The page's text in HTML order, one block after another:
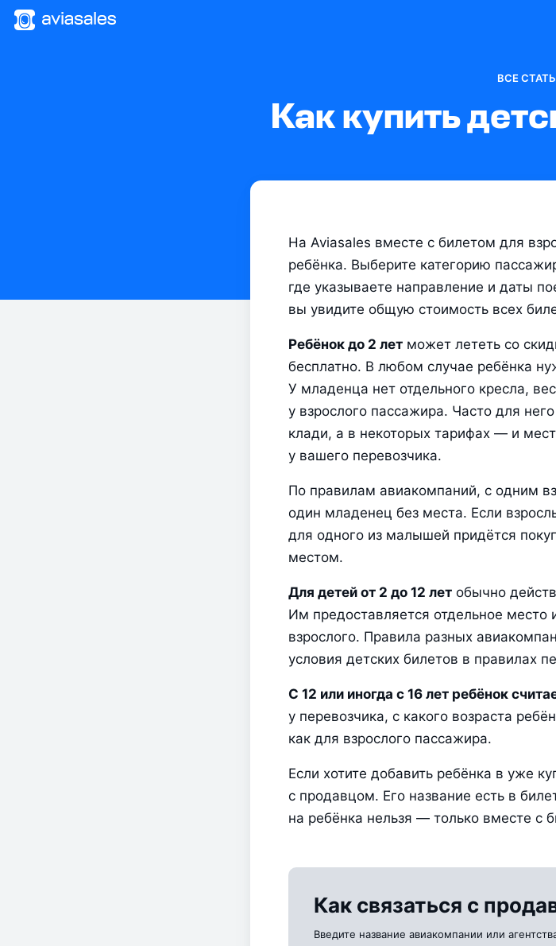
ВСЕ
Как купить
На Aviasales вместе с билетом для
ребёнка. Выберите категорию
где указываете направление и даты
вы увидите общую стоимость всех
Ребёнок до 2 лет может лететь со
бесплатно. В любом случае ребёнка
У младенца нет отдельного кресла,
у взрослого пассажира. Часто для
клади, а в некоторых тарифах — и
у вашего перевозчика.
По правилам авиакомпаний, с одним
один младенец без места. Если
для одного из малышей придётся
местом.
Для детей от 2 до 12 лет обычно
Им предоставляется отдельное место
взрослого. Правила разных
условия детских билетов в правилах
С 12 или иногда с 16 лет ребёнок
у перевозчика, с какого возраста
как для взрослого пассажира.
Если хотите добавить ребёнка в уже
с продавцом. Его название есть в
на ребёнка нельзя — только вместе с
Как связаться с
Введите название авиакомпании или